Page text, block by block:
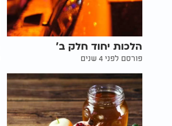
הלכות יחוד חלק ב'
פורסם לפני 4 שנים